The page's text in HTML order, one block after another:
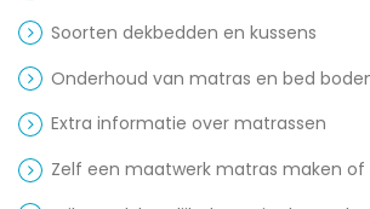
Soorten dekbedden en kussens
Onderhoud van matras en bed
Extra informatie over matrassen
Zelf een maatwerk matras maken